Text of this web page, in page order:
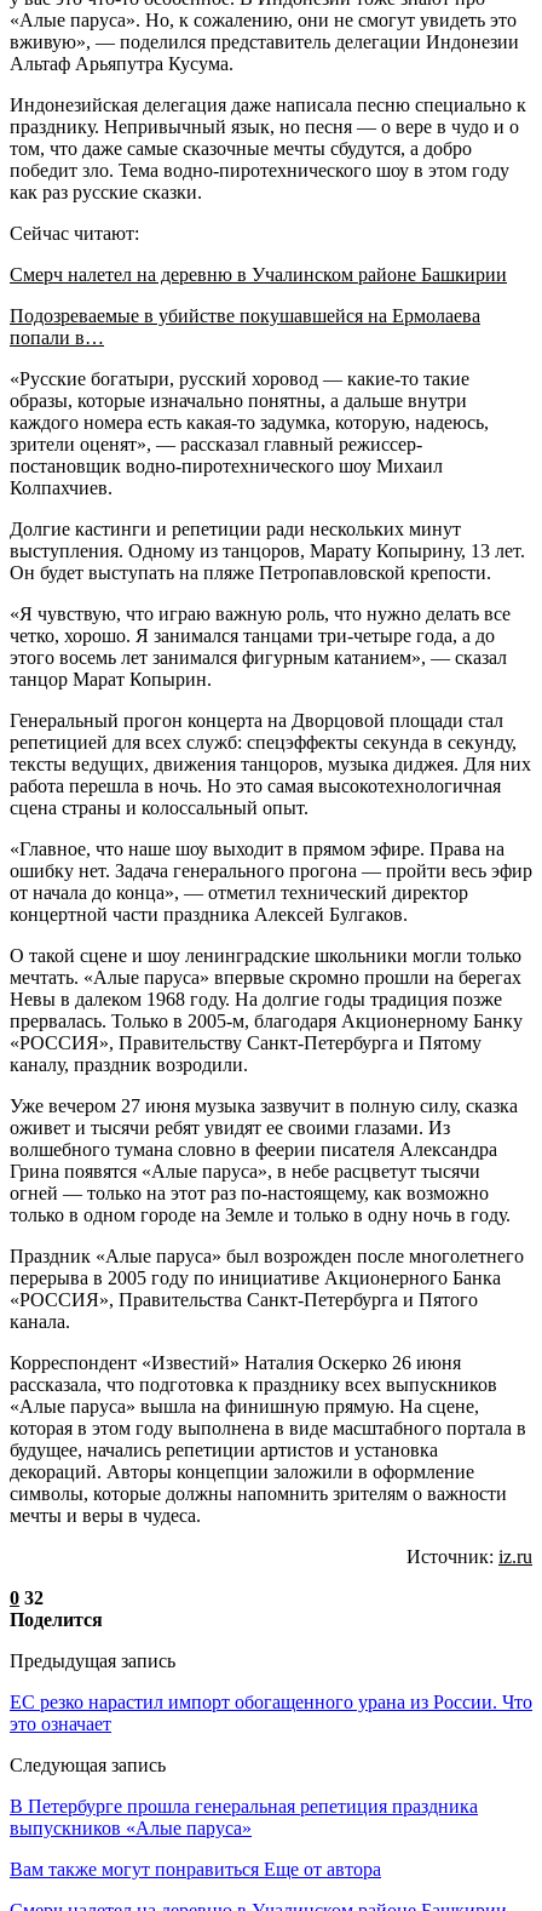
«Алые паруса». Но, к сожалению, они не смогут увидеть это
вживую», — поделился представитель делегации Индонезии
Альтаф Арьяпутра Кусума.
Индонезийская делегация даже написала песню специально к
празднику. Непривычный язык, но песня — о вере в чудо и о
том, что даже самые сказочные мечты сбудутся, а добро
победит зло. Тема водно-пиротехнического шоу в этом году
как раз русские сказки.
Сейчас читают:
Смерч налетел на деревню в Учалинском районе Башкирии
Подозреваемые в убийстве покушавшейся на Ермолаева
попали в…
«Русские богатыри, русский хоровод — какие-то такие
образы, которые изначально понятны, а дальше внутри
каждого номера есть какая-то задумка, которую, надеюсь,
зрители оценят», — рассказал главный режиссер-
постановщик водно-пиротехнического шоу Михаил
Колпахчиев.
Долгие кастинги и репетиции ради нескольких минут
выступления. Одному из танцоров, Марату Копырину, 13 лет.
Он будет выступать на пляже Петропавловской крепости.
«Я чувствую, что играю важную роль, что нужно делать все
четко, хорошо. Я занимался танцами три-четыре года, а до
этого восемь лет занимался фигурным катанием», — сказал
танцор Марат Копырин.
Генеральный прогон концерта на Дворцовой площади стал
репетицией для всех служб: спецэффекты секунда в секунду,
тексты ведущих, движения танцоров, музыка диджея. Для них
работа перешла в ночь. Но это самая высокотехнологичная
сцена страны и колоссальный опыт.
«Главное, что наше шоу выходит в прямом эфире. Права на
ошибку нет. Задача генерального прогона — пройти весь эфир
от начала до конца», — отметил технический директор
концертной части праздника Алексей Булгаков.
О такой сцене и шоу ленинградские школьники могли только
мечтать. «Алые паруса» впервые скромно прошли на берегах
Невы в далеком 1968 году. На долгие годы традиция позже
прервалась. Только в 2005-м, благодаря Акционерному Банку
«РОССИЯ», Правительству Санкт-Петербурга и Пятому
каналу, праздник возродили.
Уже вечером 27 июня музыка зазвучит в полную силу, сказка
оживет и тысячи ребят увидят ее своими глазами. Из
волшебного тумана словно в феерии писателя Александра
Грина появятся «Алые паруса», в небе расцветут тысячи
огней — только на этот раз по-настоящему, как возможно
только в одном городе на Земле и только в одну ночь в году.
Праздник «Алые паруса» был возрожден после многолетнего
перерыва в 2005 году по инициативе Акционерного Банка
«РОССИЯ», Правительства Санкт-Петербурга и Пятого
канала.
Корреспондент «Известий» Наталия Оскерко 26 июня
рассказала, что подготовка к празднику всех выпускников
«Алые паруса» вышла на финишную прямую. На сцене,
которая в этом году выполнена в виде масштабного портала в
будущее, начались репетиции артистов и установка
декораций. Авторы концепции заложили в оформление
символы, которые должны напомнить зрителям о важности
мечты и веры в чудеса.
Источник: iz.ru
0 32
Поделится
Предыдущая запись
ЕС резко нарастил импорт обогащенного урана из России. Что
это означает
Следующая запись
В Петербурге прошла генеральная репетиция праздника
выпускников «Алые паруса»
Вам также могут понравиться Еще от автора